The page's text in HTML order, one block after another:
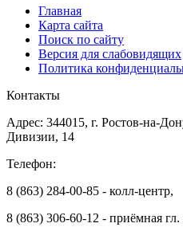
Главная
Карта сайта
Поиск по сайту
Версия для слабовидящих
Политика
Контакты
Адрес: 344015, г. Ростов-на-
Дивизии, 14
Телефон:
8 (863) 284-00-85 - колл-центр,
8 (863) 306-60-12 - приёмная гл.